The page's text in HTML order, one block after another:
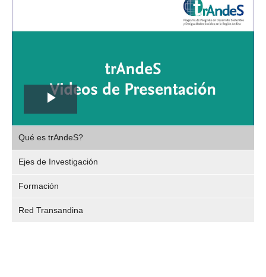
Play
Video
Qué es trAndeS?
Ejes de Investigación
Formación
Red Transandina